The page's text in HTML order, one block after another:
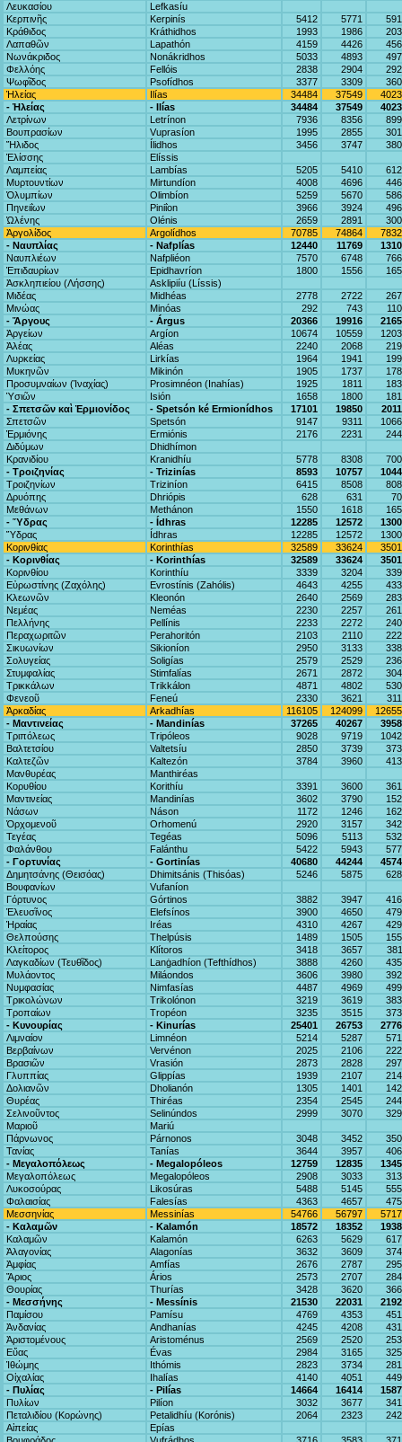
Λευκασίου
Lefkasíu
Κερπινῆς
Kerpinís 5412 5771
Κράθιδος
Kráthidhos 1993 1986
Λαπαθῶν
Lapathón 4159 4426
Νωνάκριδος
Nonákridhos 5033 4893
Φελλόης
Fellóis 2838 2904
Ψωφῖδος
Psofídhos 3377 3309
Ἠλείας
Ilías 34484 37549
- Ἠλείας
- Ilías 34484 37549
Λετρίνων
Letrínon 7936 8356
Βουπρασίων
Vuprasíon 1995 2855
Ἤλιδος
Ílidhos 3456 3747
Ἐλίσσης
Elíssis
Λαμπείας
Lambías 5205 5410
Μυρτουντίων
Mirtundíon 4008 4696
Ὀλυμπίων
Olimbíon 5259 5670
Πηνειΐων
Piniΐon 3966 3924
Ὠλένης
Olénis 2659 2891
Ἀργολίδος
Argolídhos 70785 74864
- Ναυπλίας
- Nafplías 12440 11769
Ναυπλιέων
Nafpliéon 7570 6748
Ἐπιδαυρίων
Epidhavríon 1800 1556
Ἀσκληπιείου (Λήσσης)
Asklipiíu (Líssis)
Μιδέας
Midhéas 2778 2722
Μινώας
Minóas 292 743
- Ἄργους
- Árgus 20366 19916
Ἀργείων
Argíon 10674 10559
Ἀλέας
Aléas 2240 2068
Λυρκείας
Lirkías 1964 1941
Μυκηνῶν
Mikinón 1905 1737
Προσυμναίων (Ἱναχίας)
Prosimnéon (Inahías) 1925 1811
Ὑσιῶν
Isión 1658 1800
- Σπετσῶν καὶ Ἑρμιονίδος
- Spetsón ké Ermionídhos 17101 19850
Σπετσῶν
Spetsón 9147 9311
Ἑρμιόνης
Ermiónis 2176 2231
Διδύμων
Dhidhímon
Κρανιδίου
Kranidhíu 5778 8308
- Τροιζηνίας
- Trizinías 8593 10757
Τροιζηνίων
Triziníon 6415 8508
Δρυόπης
Dhriópis 628 631
Μεθάνων
Methánon 1550 1618
- Ὕδρας
- Ídhras 12285 12572
Ὕδρας
Ídhras 12285 12572
Κορινθίας
Korinthías 32589 33624
- Κορινθίας
- Korinthías 32589 33624
Κορινθίου
Korinthíu 3339 3204
Εὐρωστίνης (Ζαχόλης)
Evrostínis (Zahólis) 4643 4255
Κλεωνῶν
Kleonón 2640 2569
Νεμέας
Neméas 2230 2257
Πελλήνης
Pellínis 2233 2272
Περαχωριτῶν
Perahoritón 2103 2110
Σικυωνίων
Sikioníon 2950 3133
Σολυγείας
Soligías 2579 2529
Στυμφαλίας
Stimfalías 2671 2872
Τρικκάλων
Trikkálon 4871 4802
Φενεοῦ
Feneú 2330 3621
Ἀρκαδίας
Arkadhías 116105 124099
- Μαντινείας
- Mandinías 37265 40267
Τριπόλεως
Tripóleos 9028 9719
Βαλτετσίου
Valtetsíu 2850 3739
Καλτεζῶν
Kaltezón 3784 3960
Μανθυρέας
Manthiréas
Κορυθίου
Korithíu 3391 3600
Μαντινείας
Mandinías 3602 3790
Νάσων
Náson 1172 1246
Ὀρχομενοῦ
Orhomenú 2920 3157
Τεγέας
Tegéas 5096 5113
Φαλάνθου
Falánthu 5422 5943
- Γορτυνίας
- Gortinías 40680 44244
Δημητσάνης (Θεισόας)
Dhimitsánis (Thisóas) 5246 5875
Βουφανίων
Vufaníon
Γόρτυνος
Górtinos 3882 3947
Ἐλευσῖνος
Elefsínos 3900 4650
Ἡραίας
Iréas 4310 4267
Θελπούσης
Thelpúsis 1489 1505
Κλείτορος
Klítoros 3418 3657
Λαγκαδίων (Τευθῖδος)
Lanġadhíon (Tefthídhos) 3888 4260
Μυλάοντος
Miláondos 3606 3980
Νυμφασίας
Nimfasías 4487 4969
Τρικολώνων
Trikolónon 3219 3619
Τροπαίων
Tropéon 3235 3515
- Κυνουρίας
- Kinurías 25401 26753
Λιμναίον
Limnéon 5214 5287
Βερβαίνων
Vervénon 2025 2106
Βρασιῶν
Vrasión 2873 2828
Γλυππίας
Glippías 1939 2107
Δολιανῶν
Dholianón 1305 1401
Θυρέας
Thiréas 2354 2545
Σελινοῦντος
Selinúndos 2999 3070
Μαριοῦ
Mariú
Πάρνωνος
Párnonos 3048 3452
Τανίας
Tanías 3644 3957
- Μεγαλοπόλεως
- Megalopóleos 12759 12835
Μεγαλοπόλεως
Megalopóleos 2908 3033
Λυκοσούρας
Likosúras 5488 5145
Φαλαισίας
Falesías 4363 4657
Μεσσηνίας
Messinías 54766 56797
- Καλαμῶν
- Kalamón 18572 18352
Καλαμῶν
Kalamón 6263 5629
Ἀλαγονίας
Alagonías 3632 3609
Ἀμφίας
Amfías 2676 2787
Ἄριος
Ários 2573 2707
Θουρίας
Thurías 3428 3620
- Μεσσήνης
- Messínis 21530 22031
Παμίσου
Pamísu 4769 4353
Ἀνδανίας
Andhanías 4245 4208
Ἀριστομένους
Aristoménus 2569 2520
Εὔας
Évas 2984 3165
Ἰθώμης
Ithómis 2823 3734
Οἰχαλίας
Ihalías 4140 4051
- Πυλίας
- Pilías 14664 16414
Πυλίων
Pilíon 3032 3677
Πεταλιδίου (Κορώνης)
Petalidhíu (Korónis) 2064 2323
Αἰπείας
Epías